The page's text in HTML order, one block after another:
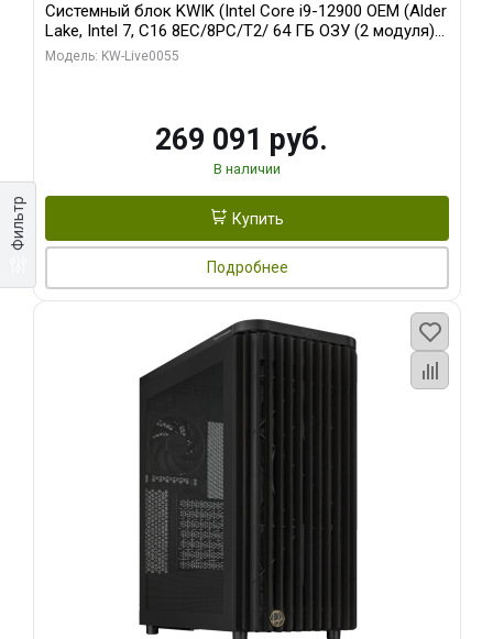
Фильтр
Системный блок KWIK (Intel Core i9-12900 OEM (Alder
Lake, Intel 7, C16 8EC/8PC/T2/ 64 ГБ ОЗУ (2 модуля)/
MSI RTX5080 SHADOW 3X OC 16GB GDDR7 256bit 3xDP
Модель: KW-Live0055
269 091 руб.
В наличии
Купить
Подробнее